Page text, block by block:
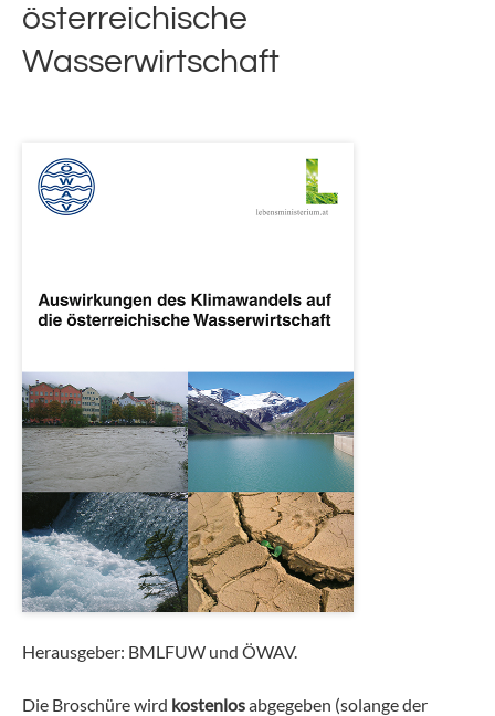
österreichische
Wasserwirtschaft
Herausgeber: BMLFUW und ÖWAV.
Die Broschüre wird kostenlosabgegeben (solange der